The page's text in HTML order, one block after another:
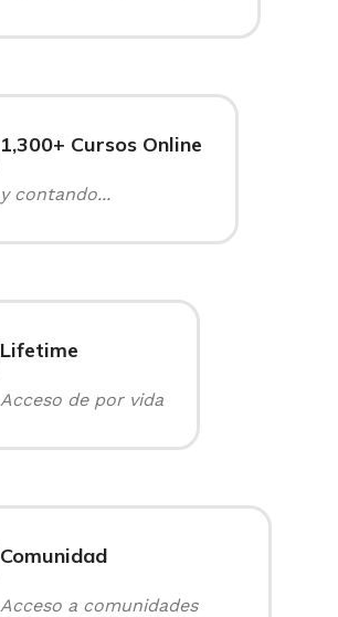
1,300+ Cursos Online
y contando...
Lifetime
Acceso de por vida
Comunidad
Acceso a comunidades